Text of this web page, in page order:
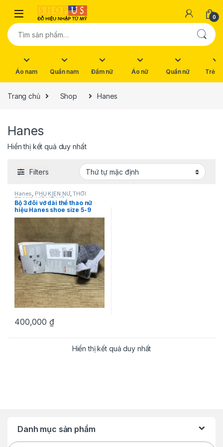
Skip to navigation
Skip to content
0
Tìm kiếm:
Áo nam Quần nam Đầm nữ Áo nữ Quần nữ Trẻ
Trang chủ Shop Hanes
Hanes
Hiển thị kết quả duy nhất
Filters
Hanes, PHỤ KIỆN NỮ,THỜI
TRANG NỮ,VỚ NỮ
Bộ 3 đôi vớ dài thể thao nữ
hiệu Hanes shoe size 5-9
chính hãng
400,000 ₫
Hiển thị kết quả duy nhất
Danh mục sản phẩm